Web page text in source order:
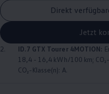
Direkt
Jetzt
2. ID.7 GTX Tourer 4MOTION:
18,4 - 16,4 kWh/100 km;
CO₂-Klasse(n): A.